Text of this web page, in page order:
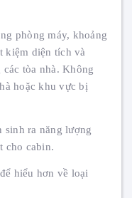
phòng máy, khoảng
kiệm diện tích và
tòa nhà. Không
hoặc khu vực bị
sinh ra năng lượng
cho cabin.
hiểu hơn về loại